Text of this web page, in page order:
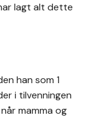
lagt alt dette
han som 1
i tilvenningen
mamma og